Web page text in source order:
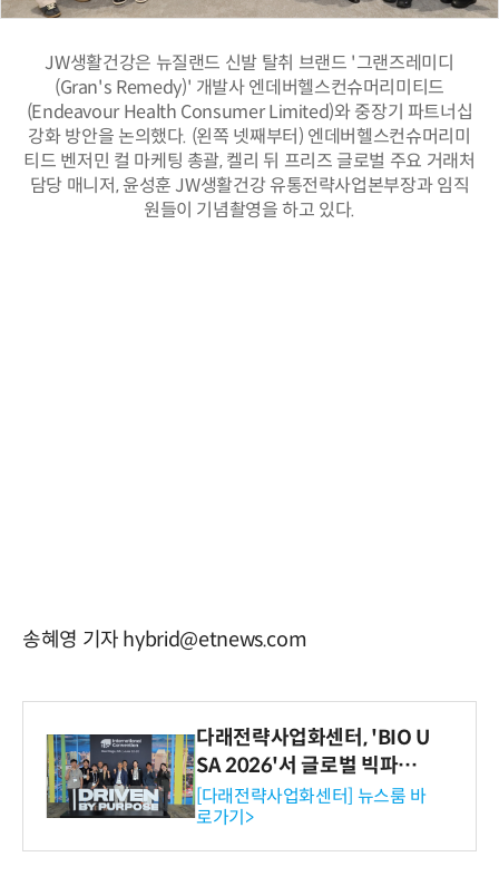
JW생활건강은 뉴질랜드 신발 탈취 브랜드 '그랜즈레미디
(Gran's Remedy)' 개발사 엔데버헬스컨슈머리미티드
(Endeavour Health Consumer Limited)와 중장기 파트너십
강화 방안을 논의했다. (왼쪽 넷째부터) 엔데버헬스컨슈머리미
티드 벤저민 컬 마케팅 총괄, 켈리 뒤 프리즈 글로벌 주요 거래처
담당 매니저, 윤성훈 JW생활건강 유통전략사업본부장과 임직
원들이 기념촬영을 하고 있다.
송혜영 기자 hybrid@etnews.com
다래전략사업화센터, 'BIO U
SA 2026'서 글로벌 빅파마
와의 비즈니스 미팅 지원…K
-바이오 해외 진출 교두보 확
보
[다래전략사업화센터] 뉴스룸 바
로가기>